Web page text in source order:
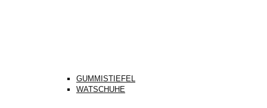
GUMMISTIEFEL
WATSCHUHE